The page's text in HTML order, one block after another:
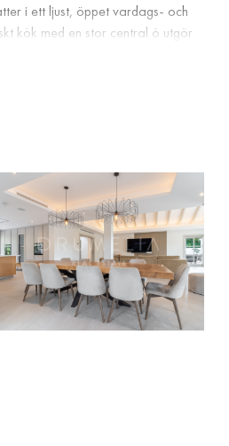
i ett ljust, öppet vardags- och
kök med en stor central ö utgör
rymmer även ett rymligt sovrum
Med en egen oberoende ingång
renoverades grundligt för tre år
klimatanläggning, avancerad
för tre fordon fullkomnar
Banús och Marbellas finaste
del Sols mest eftertraktade